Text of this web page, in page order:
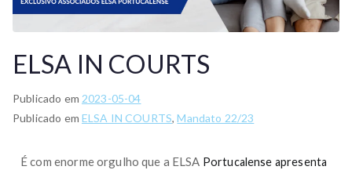
ELSA IN COURTS
Publicado em 2023-05-04
Publicado em ELSA IN COURTS,Mandato 22/23
É com enorme orgulho que a ELSA Portucalense apresenta